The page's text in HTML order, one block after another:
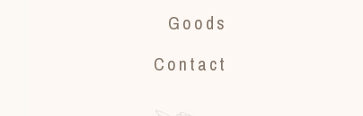
Goods
Contact